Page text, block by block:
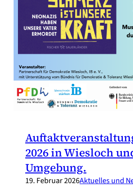
2026 in Wiesloch
Umgebung.
19. Februar 2026Aktuelles und